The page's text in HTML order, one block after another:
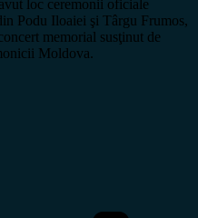
loc ceremonii oficiale
Podu Iloaiei şi Târgu Frumos,
memorial susţinut de
Moldova.